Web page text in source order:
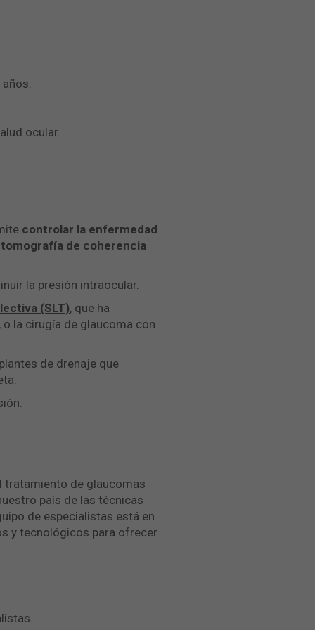
ocular.
controlar la enfermedad
de coherencia
la presión intraocular.
(SLT), que ha
la cirugía de glaucoma con
de drenaje que
tratamiento de glaucomas
país de las técnicas
de especialistas está en
y tecnológicos para ofrecer